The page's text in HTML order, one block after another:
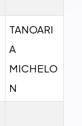
TANOARI
A
MICHELO
N